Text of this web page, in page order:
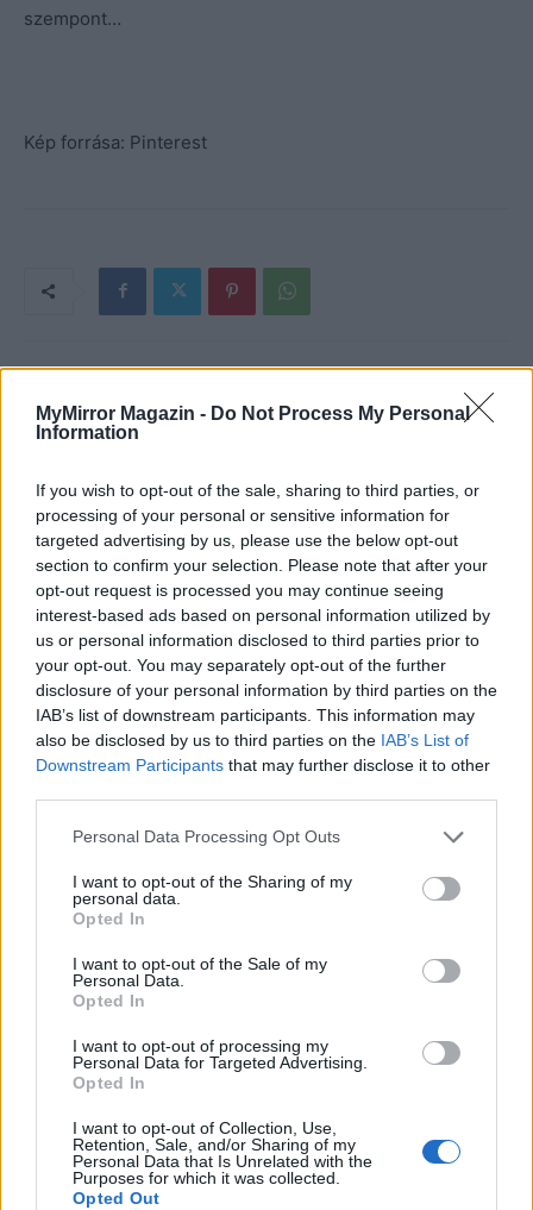
MyMirror Magazin - Do Not Process My Personal
Information
If you wish to opt-out of the sale, sharing to third parties, or
processing of your personal or sensitive information for
targeted advertising by us, please use the below opt-out
section to confirm your selection. Please note that after your
opt-out request is processed you may continue seeing
interest-based ads based on personal information utilized by
us or personal information disclosed to third parties prior to
your opt-out. You may separately opt-out of the further
disclosure of your personal information by third parties on the
IAB’s list of downstream participants. This information may
also be disclosed by us to third parties on the IAB’s List of
Downstream Participants that may further disclose it to other
Personal Data Processing Opt Outs
I want to opt-out of the Sharing of my
personal data.
Opted In
I want to opt-out of the Sale of my
Personal Data.
Opted In
I want to opt-out of processing my
Personal Data for Targeted Advertising.
Opted In
I want to opt-out of Collection, Use,
Retention, Sale, and/or Sharing of my
Personal Data that Is Unrelated with the
Purposes for which it was collected.
Opted Out
szempont…
Kép forrása: Pinterest
Imre Hilda
Oktatás és nevelés területén dolgozom, de minden
szabadidőmben írok. Szeretek belesni a hétköznapok függönye
mögé és közben keresem az embert, a nőt a jól legyártott álarcok
mögött. Néha meséket is írok, de gyakrabban novellákat,
cikkeket és apró vicces történeteket.
KAPCSOLÓDÓ CIKKEK TÖBB A SZERZŐTŐL
Minka 14. rész
Halál a Tresco-szigeten – A Josh
Clayton-ügy